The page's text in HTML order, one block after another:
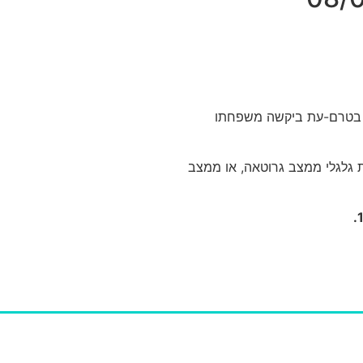
בטרם-עת ביקשה משפחתו
גלגלי ממצב גרוטאה, או ממצב